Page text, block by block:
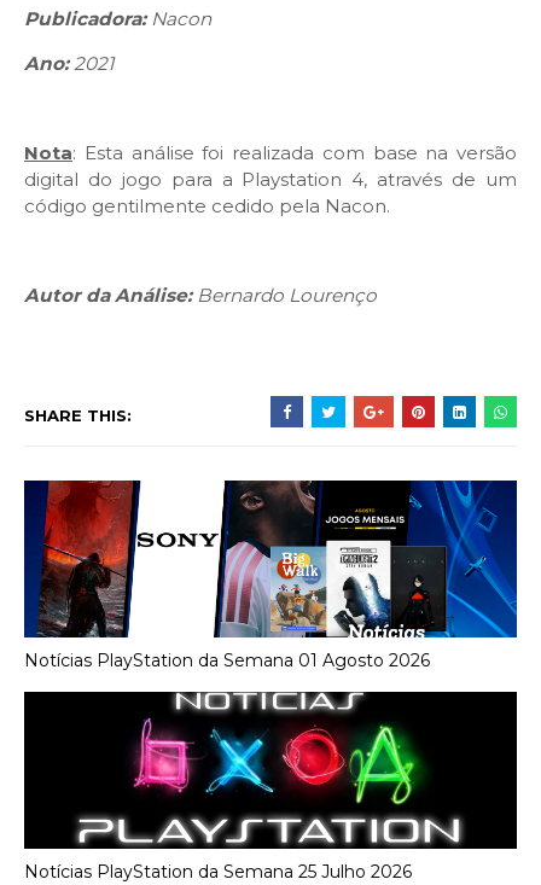
Publicadora: Nacon
Ano:2021
Nota: Esta análise foi realizada com base na versão
digital do jogo para a Playstation 4, através de um
código gentilmente cedido pela Nacon.
Autor da Análise: Bernardo Lourenço
SHARE THIS:
Notícias PlayStation da Semana 01 Agosto 2026
Notícias PlayStation da Semana 25 Julho 2026